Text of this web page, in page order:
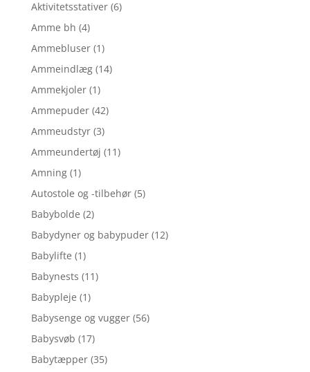
Aktivitetsstativer (6)
Amme bh (4)
Ammebluser (1)
Ammeindlæg (14)
Ammekjoler (1)
Ammepuder (42)
Ammeudstyr (3)
Ammeundertøj (11)
Amning (1)
Autostole og -tilbehør (5)
Babybolde (2)
Babydyner og babypuder (12)
Babylifte (1)
Babynests (11)
Babypleje (1)
Babysenge og vugger (56)
Babysvøb (17)
Babytæpper (35)